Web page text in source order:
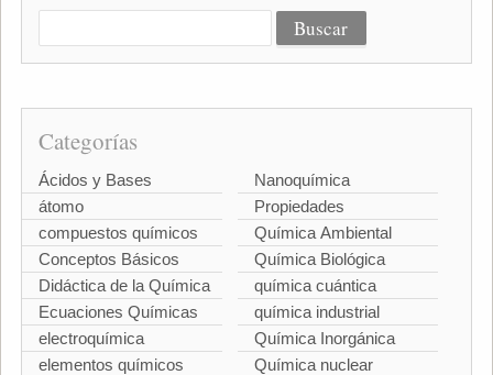
Categorías
Ácidos y Bases
átomo
compuestos químicos
Conceptos Básicos
Didáctica de la Química
Ecuaciones Químicas
electroquímica
elementos químicos
Nanoquímica
Propiedades
Química Ambiental
Química Biológica
química cuántica
química industrial
Química Inorgánica
Química nuclear